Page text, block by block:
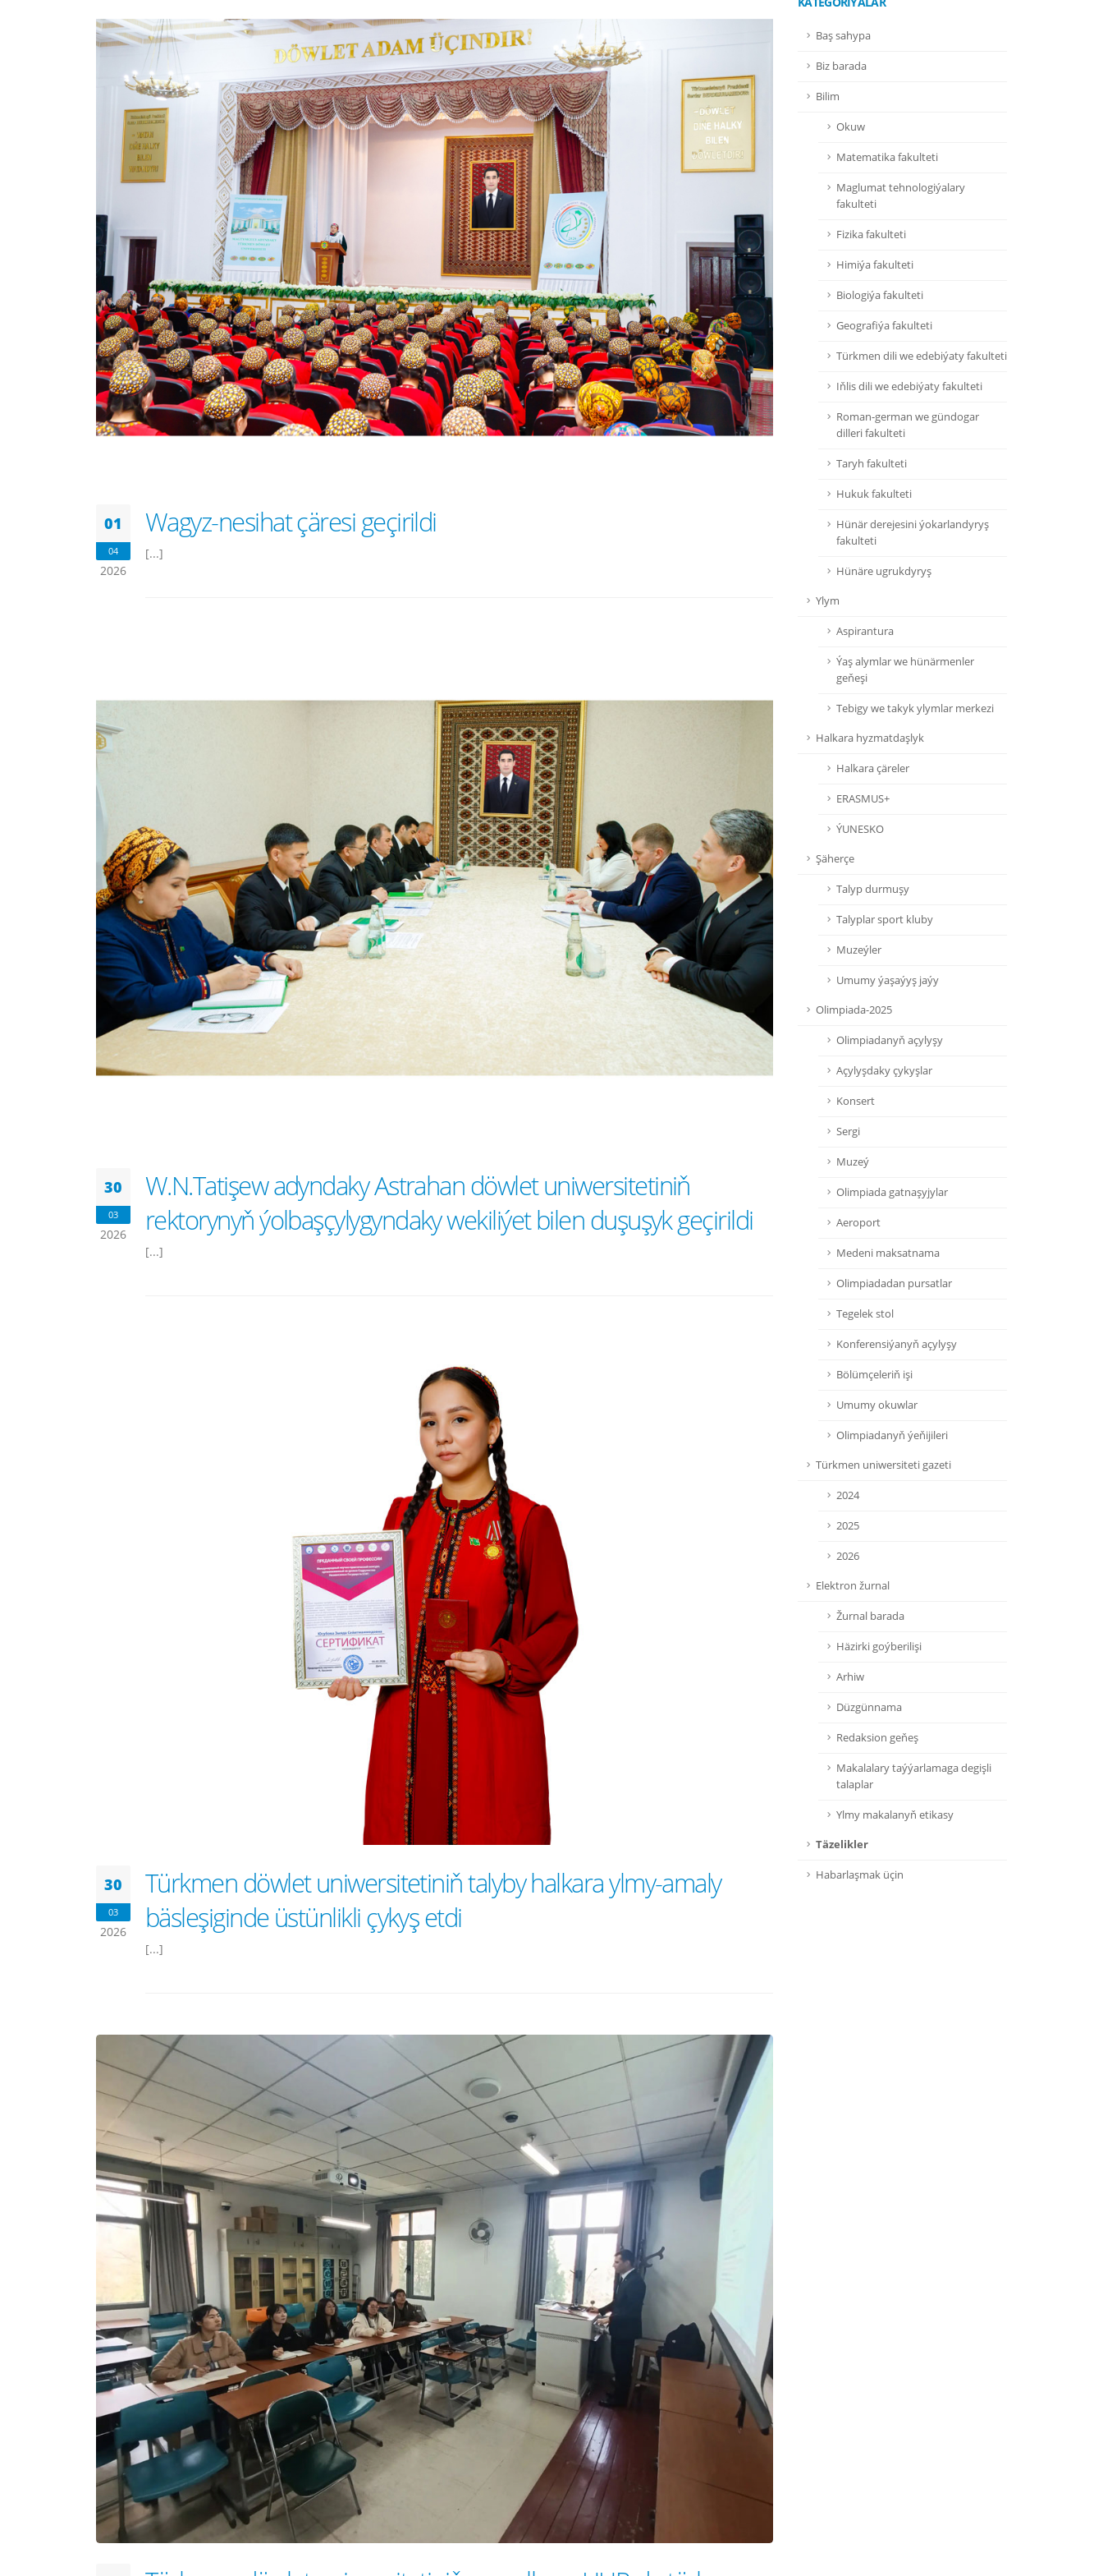
01
04
2026
Wagyz-nesihat çäresi geçirildi
[...]
30
03
2026
W.N.Tatişew adyndaky Astrahan döwlet uniwersitetiniň
rektorynyň ýolbaşçylygyndaky wekiliýet bilen duşuşyk geçirildi
[...]
30
03
2026
Türkmen döwlet uniwersitetiniň talyby halkara ylmy-amaly
bäsleşiginde üstünlikli çykyş etdi
[...]
Baş sahypa
Biz barada
Bilim
Okuw
Matematika fakulteti
Maglumat tehnologiýalary
fakulteti
Fizika fakulteti
Himiýa fakulteti
Biologiýa fakulteti
Geografiýa fakulteti
Türkmen dili we edebiýaty fakulteti
Iňlis dili we edebiýaty fakulteti
Roman-german we gündogar
dilleri fakulteti
Taryh fakulteti
Hukuk fakulteti
Hünär derejesini ýokarlandyryş
fakulteti
Hünäre ugrukdyryş
Ylym
Aspirantura
Ýaş alymlar we hünärmenler
geňeşi
Tebigy we takyk ylymlar merkezi
Halkara hyzmatdaşlyk
Halkara çäreler
ERASMUS+
ÝUNESKO
Şäherçe
Talyp durmuşy
Talyplar sport kluby
Muzeýler
Umumy ýaşaýyş jaýy
Olimpiada-2025
Olimpiadanyň açylyşy
Açylyşdaky çykyşlar
Konsert
Sergi
Muzeý
Olimpiada gatnaşyjylar
Aeroport
Medeni maksatnama
Olimpiadadan pursatlar
Tegelek stol
Konferensiýanyň açylyşy
Bölümçeleriň işi
Umumy okuwlar
Olimpiadanyň ýeňijileri
Türkmen uniwersiteti gazeti
2024
2025
2026
Elektron žurnal
Žurnal barada
Häzirki goýberilişi
Arhiw
Düzgünnama
Redaksion geňeş
Makalalary taýýarlamaga degişli
talaplar
Ylmy makalanyň etikasy
Täzelikler
Habarlaşmak üçin